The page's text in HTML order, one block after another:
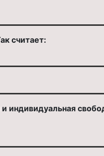
считает:
индивидуальная